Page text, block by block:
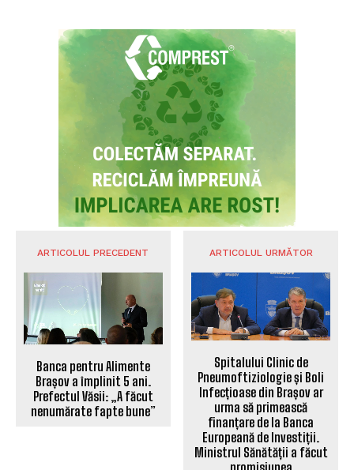
ARTICOLUL PRECEDENT
Banca pentru Alimente
Brașov a împlinit 5 ani.
Prefectul Văsii: „A făcut
nenumărate fapte bune”
ARTICOLUL URMĂTOR
Spitalului Clinic de
Pneumoftiziologie și Boli
Infecțioase din Brașov ar
urma să primească
finanțare de la Banca
Europeană de Investiții.
Ministrul Sănătății a făcut
promisiunea